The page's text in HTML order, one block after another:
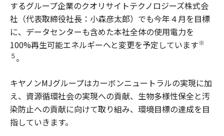
するグループ企業のクオリサイトテクノロジーズ株式会
社（代表取締役社長：小森彦太郎）でも今年４月を目標
に、データセンターも含めた本社全体の使用電力を
100%再生可能エネルギーへと変更を予定しています※
５。
キヤノンMJグループはカーボンニュートラルの実現に加
え、資源循環社会の実現への貢献、生物多様性保全と汚
染防止への貢献に向けて取り組み、環境目標の達成を目
指していきます。